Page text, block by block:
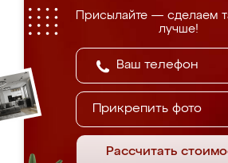
Присылайте — сделаем
лучше!
Прикрепить фото
Рассчитать